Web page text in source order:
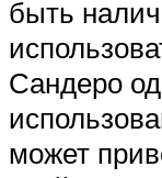
быть
Сандеро
может